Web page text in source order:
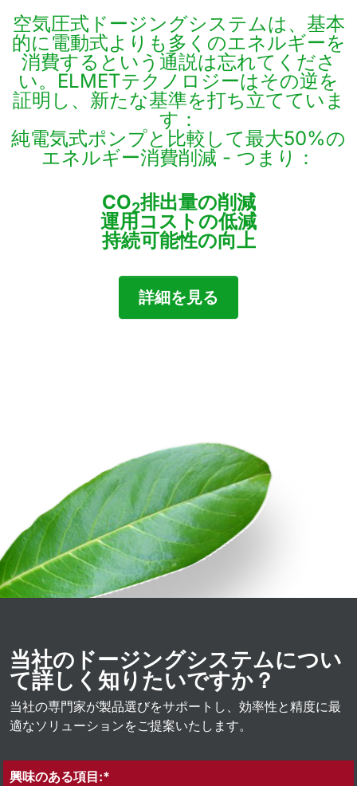
空気圧式ドージングシステムは、基本
的に電動式よりも多くのエネルギーを
消費するという通説は忘れてくださ
い。ELMETテクノロジーはその逆を
証明し、新たな基準を打ち立てていま
す：
純電気式ポンプと比較して最大50%の
エネルギー消費削減 - つまり：
CO2排出量の削減
運用コストの低減
持続可能性の向上
詳細を見る
当社のドージングシステムについ
て詳しく知りたいですか？
当社の専門家が製品選びをサポートし、効率性と精度に最
適なソリューションをご提案いたします。
興味のある項目:*